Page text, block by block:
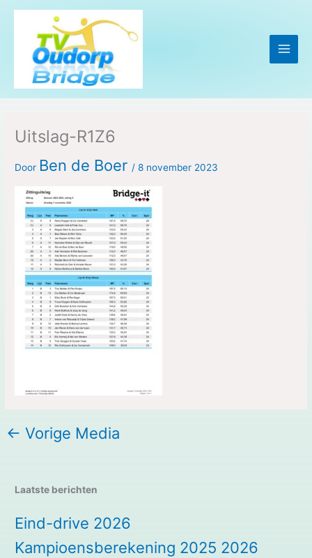
Ga
inhoud
Uitslag-R1Z6
Door Ben de Boer /8 november 2023
← Vorige Media
Laatste berichten
Eind-drive 2026
Kampioensberekening 2025 2026